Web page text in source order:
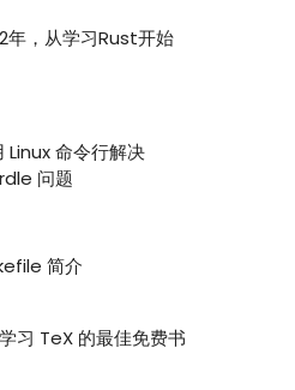
年，从学习Rust开始
Linux 命令行解决
问题
简介
习 TeX 的最佳免费书